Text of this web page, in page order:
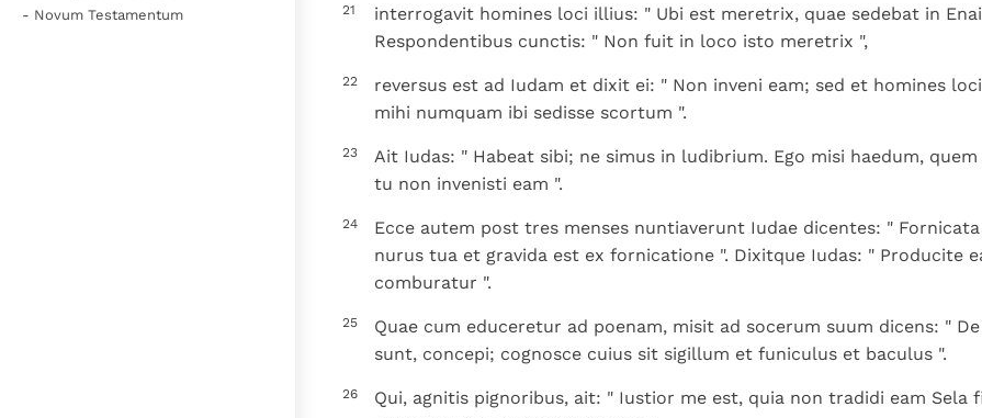
- Novum Testamentum 21
interrogavit homines loci illius: " Ubi est meretrix, quae sedebat in
Respondentibus cunctis: " Non fuit in loco isto meretrix ",
22
reversus est ad Iudam et dixit ei: " Non inveni eam; sed et homines
mihi numquam ibi sedisse scortum ".
23
Ait Iudas: " Habeat sibi; ne simus in ludibrium. Ego misi haedum,
tu non invenisti eam ".
24
Ecce autem post tres menses nuntiaverunt Iudae dicentes: "
nurus tua et gravida est ex fornicatione ". Dixitque Iudas: " Producite
comburatur ".
25
Quae cum educeretur ad poenam, misit ad socerum suum dicens: "
sunt, concepi; cognosce cuius sit sigillum et funiculus et baculus ".
26
Qui, agnitis pignoribus, ait: " Iustior me est, quia non tradidi eam Sela